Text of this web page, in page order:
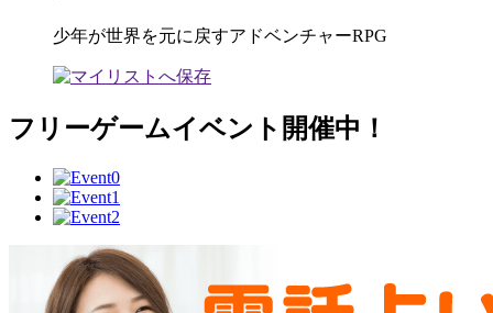
少年が世界を元に戻すアドベンチャーRPG
フリーゲームイベント開催中！